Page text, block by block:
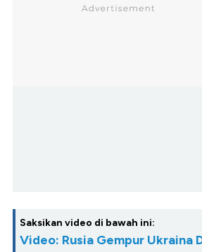
Saksikan video di bawah ini:
Video: Rusia Gempur Ukraina